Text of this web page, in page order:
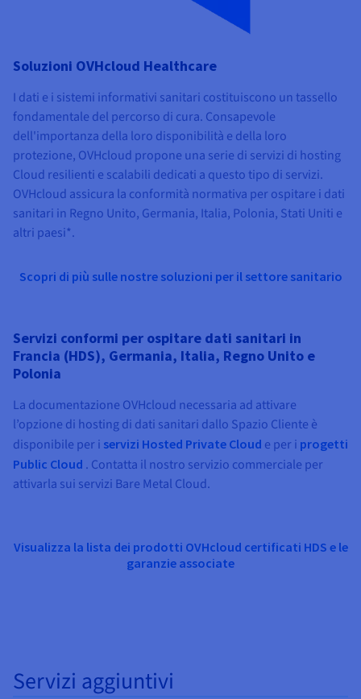
Soluzioni OVHcloud Healthcare
I dati e i sistemi informativi sanitari costituiscono un tassello
fondamentale del percorso di cura. Consapevole
dell'importanza della loro disponibilità e della loro
protezione, OVHcloud propone una serie di servizi di hosting
Cloud resilienti e scalabili dedicati a questo tipo di servizi.
OVHcloud assicura la conformità normativa per ospitare i dati
sanitari in Regno Unito, Germania, Italia, Polonia, Stati Uniti e
altri paesi*.
Scopri di più sulle nostre soluzioni per il settore sanitario
Servizi conformi per ospitare dati sanitari in
Francia (HDS), Germania, Italia, Regno Unito e
Polonia
La documentazione OVHcloud necessaria ad attivare
l’opzione di hosting di dati sanitari dallo Spazio Cliente è
disponibile per i servizi Hosted Private Cloud e per i progetti
Public Cloud . Contatta il nostro servizio commerciale per
attivarla sui servizi Bare Metal Cloud.
Visualizza la lista dei prodotti OVHcloud certificati HDS e le
garanzie associate
Servizi aggiuntivi